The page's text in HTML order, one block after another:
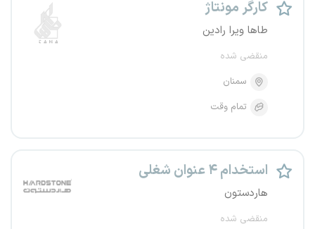
کارگر مونتاژ
طاها ویرا رادین
منقضی شده
سمنان
تمام وقت
استخدام ۴ عنوان شغلی
هاردستون
منقضی شده